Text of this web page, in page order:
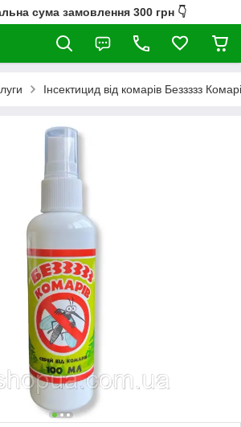
сума замовлення 300 грн 👇
Інсектицид від комарів Беззззз